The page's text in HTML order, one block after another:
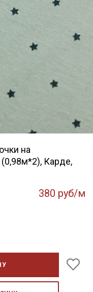
на
Карде,
380 руб/м